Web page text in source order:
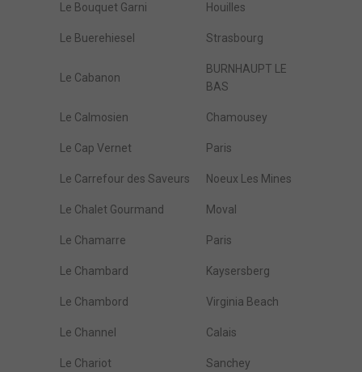
Le Bouquet Garni Houilles
Le Buerehiesel Strasbourg
Le Cabanon
BURNHAUPT LE
BAS
Le Calmosien Chamousey
Le Cap Vernet Paris
Le Carrefour des Saveurs Noeux Les Mines
Le Chalet Gourmand Moval
Le Chamarre Paris
Le Chambard Kaysersberg
Le Chambord Virginia Beach
Le Channel Calais
Le Chariot Sanchey